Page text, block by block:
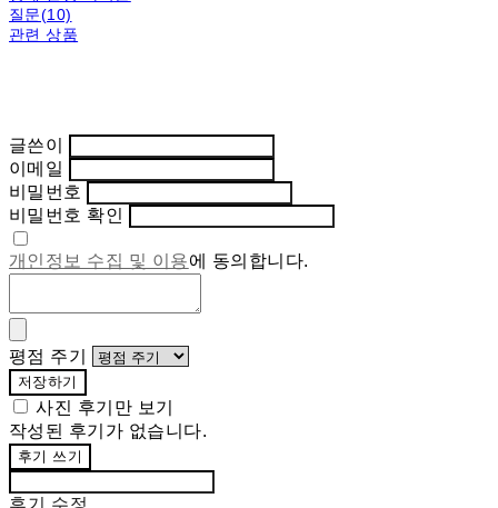
질문(10)
관련 상품
글쓴이
이메일
비밀번호
비밀번호 확인
개인정보 수집 및 이용에 동의합니다.
평점 주기
저장하기
사진 후기만 보기
작성된 후기가 없습니다.
후기 쓰기
후기 수정